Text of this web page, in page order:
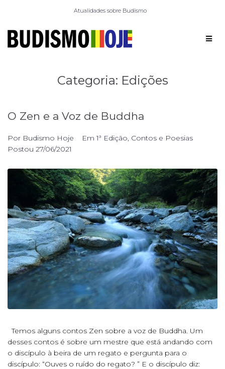
Atualidades sobre Budismo
Categoria: Edições
O Zen e a Voz de Buddha
Por Budismo Hoje Em1ª Edição, Contos e Poesias
Postou 27/06/2021
Temos alguns contos Zen sobre a voz de Buddha. Um
desses contos é sobre um mestre que está andando com
o discípulo à beira de um regato e pergunta para o
discípulo: “Ouves o ruído do regato? ” E o discípulo diz: